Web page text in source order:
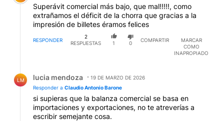
Superávit comercial más bajo, que mal!!!!!, como
extrañamos el déficit de la chorra que gracias a la
impresión de billetes éramos felices
RESPONDER
2
RESPUESTAS
1 0
COMPARTIR
MARCAR
COMO
INAPROPIADO
LM lucia mendoza
19 DE MARZO DE 2026
Responder a Claudio Antonio Barone
si supieras que la balanza comercial se basa en
importaciones y exportaciones, no te atreverías a
escribir semejante cosa.